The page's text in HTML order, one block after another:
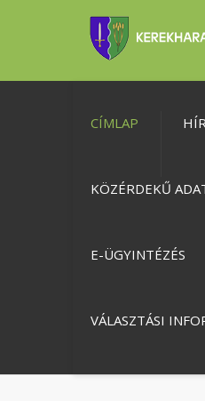
CÍMLAP
KÖZÉRDEKŰ
E-ÜGYINTÉZÉS
VÁLASZTÁSI